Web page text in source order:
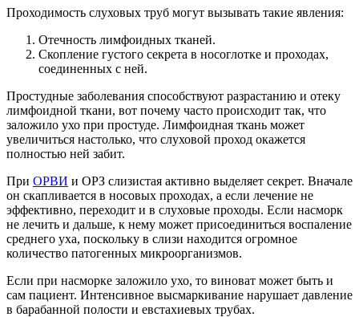
Проходимость слуховых труб могут вызывать такие явления:
Отечность лимфоидных тканей.
Скопление густого секрета в носоглотке и проходах,
соединенных с ней.
Простудные заболевания способствуют разрастанию и отеку
лимфоидной ткани, вот почему часто происходит так, что
заложило ухо при простуде. Лимфоидная ткань может
увеличиться настолько, что слуховой проход окажется
полностью ней забит.
При ОРВИ и ОРЗ слизистая активно выделяет секрет. Вначале
он скапливается в носовых проходах, а если лечение не
эффективно, переходит и в слуховые проходы. Если насморк
не лечить и дальше, к нему может присоединиться воспаление
среднего уха, поскольку в слизи находится огромное
количество патогенных микроорганизмов.
Если при насморке заложило ухо, то виноват может быть и
сам пациент. Интенсивное высмаркивание нарушает давление
в барабанной полости и евстахиевых трубах.